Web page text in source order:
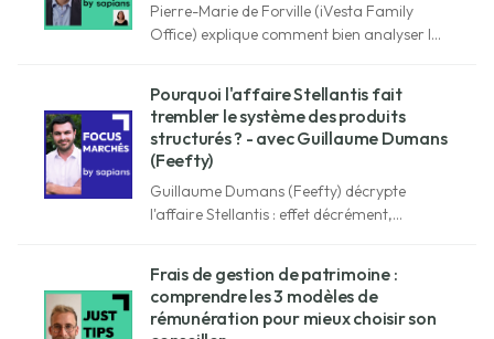
Pierre-Marie de Forville (iVesta Family
Office) explique comment bien analyser la
(TRI, multiple, data room...)
Pourquoi l'affaire Stellantis fait
trembler le système des produits
structurés ? - avec Guillaume Dumans
(Feefty)
Guillaume Dumans (Feefty) décrypte
l'affaire Stellantis : effet décrément,
Frais de gestion de patrimoine :
comprendre les 3 modèles de
rémunération pour mieux choisir son